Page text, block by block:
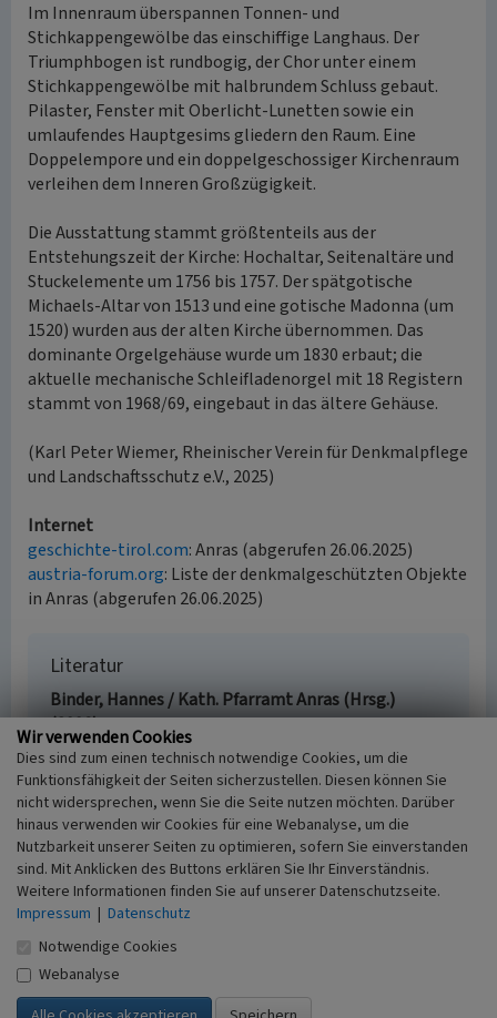
Im Innenraum überspannen Tonnen- und
Stichkappengewölbe das einschiffige Langhaus. Der
Triumphbogen ist rundbogig, der Chor unter einem
Stichkappengewölbe mit halbrundem Schluss gebaut.
Pilaster, Fenster mit Oberlicht-Lunetten sowie ein
umlaufendes Hauptgesims gliedern den Raum. Eine
Doppelempore und ein doppelgeschossiger Kirchenraum
verleihen dem Inneren Großzügigkeit.
Die Ausstattung stammt größtenteils aus der
Entstehungszeit der Kirche: Hochaltar, Seitenaltäre und
Stuckelemente um 1756 bis 1757. Der spätgotische
Michaels-Altar von 1513 und eine gotische Madonna (um
1520) wurden aus der alten Kirche übernommen. Das
dominante Orgelgehäuse wurde um 1830 erbaut; die
aktuelle mechanische Schleifladenorgel mit 18 Registern
stammt von 1968/69, eingebaut in das ältere Gehäuse.
(Karl Peter Wiemer, Rheinischer Verein für Denkmalpflege
und Landschaftsschutz e.V., 2025)
Internet
geschichte-tirol.com: Anras (abgerufen 26.06.2025)
austria-forum.org: Liste der denkmalgeschützten Objekte
in Anras (abgerufen 26.06.2025)
Literatur
Binder, Hannes / Kath. Pfarramt Anras (Hrsg.)
(2006) Die Kirchen, Kapellen und Bildstöcke der
Pfarre Anras in Osttirol. Pfarrkirchen St. Stephan.
(Christliche Kunststätten Österreichs, Nr. 457.)
Salzburg.
Großmann, Ulrich G.; Grebe, Anja
(2004) Kunstdenkmäler in Tirol. Darmstadt.
Rampold, Reinhard (Hrsg.) (2014) Kunstführer Tirol.
Die 400 bedeutendsten Kunstschätze in Nord- und
Osttirol. Innsbruck - Wien.
Wir verwenden Cookies
Dies sind zum einen technisch notwendige Cookies, um die
Funktionsfähigkeit der Seiten sicherzustellen. Diesen können Sie
nicht widersprechen, wenn Sie die Seite nutzen möchten. Darüber
hinaus verwenden wir Cookies für eine Webanalyse, um die
Nutzbarkeit unserer Seiten zu optimieren, sofern Sie einverstanden
sind. Mit Anklicken des Buttons erklären Sie Ihr Einverständnis.
Weitere Informationen finden Sie auf unserer Datenschutzseite.
Impressum | Datenschutz
Notwendige Cookies
Webanalyse